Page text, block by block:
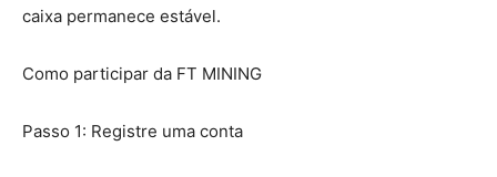
caixa permanece estável.
Como participar da FT MINING
Passo 1: Registre uma conta